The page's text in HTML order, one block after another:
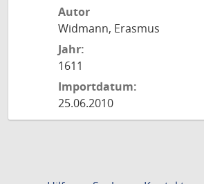
Autor
Widmann, Erasmus
Jahr:
1611
Importdatum:
25.06.2010